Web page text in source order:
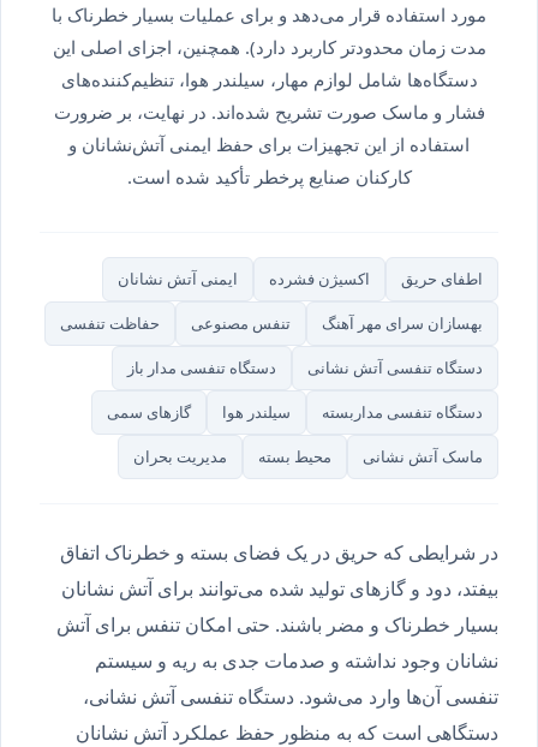
مورد استفاده قرار می‌دهد و برای عملیات بسیار خطرناک با
مدت زمان محدودتر کاربرد دارد). همچنین، اجزای اصلی این
دستگاه‌ها شامل لوازم مهار، سیلندر هوا، تنظیم‌کننده‌های
فشار و ماسک صورت تشریح شده‌اند. در نهایت، بر ضرورت
استفاده از این تجهیزات برای حفظ ایمنی آتش‌نشانان و
کارکنان صنایع پرخطر تأکید شده است.
اطفای حریق اکسیژن فشرده ایمنی آتش نشانان
بهسازان سرای مهر آهنگ تنفس مصنوعی حفاظت تنفسی
دستگاه تنفسی آتش نشانی دستگاه تنفسی مدار باز
دستگاه تنفسی مداربسته سیلندر هوا گازهای سمی
ماسک آتش نشانی محیط بسته مدیریت بحران
در شرایطی که حریق در یک فضای بسته و خطرناک اتفاق
بیفتد، دود و گازهای تولید شده می‌توانند برای آتش نشانان
بسیار خطرناک و مضر باشند. حتی امکان تنفس برای آتش
نشانان وجود نداشته و صدمات جدی به ریه و سیستم
تنفسی آن‌ها وارد می‌شود. دستگاه تنفسی آتش نشانی،
دستگاهی است که به منظور حفظ عملکرد آتش نشانان